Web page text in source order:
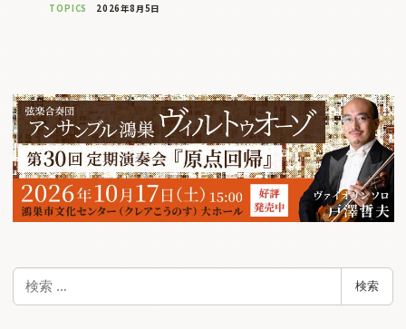
TOPICS 2026年8月5日
検
検索